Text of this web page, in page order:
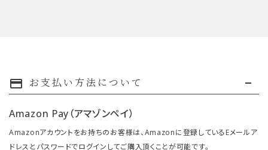
payment お支払い方法について
Amazon Pay（アマゾンペイ）
Amazonアカウントをお持ちのお客様は、Amazonに登録しているEメールア
ドレスとパスワードでログインしてご購入頂くことが可能です。